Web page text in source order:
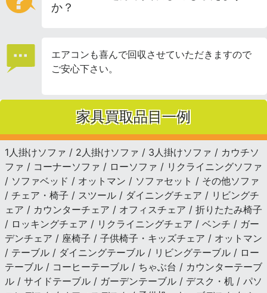
か？
エアコンも喜んで回収させていただきますので
ご安心下さい。
家具買取品目一例
1人掛けソファ / 2人掛けソファ / 3人掛けソファ / カウチソ
ファ / コーナーソファ / ローソファ / リクライニングソファ
/ ソファベッド / オットマン / ソファセット / その他ソファ
/ チェア・椅子 / スツール / ダイニングチェア / リビングチ
ェア / カウンターチェア / オフィスチェア / 折りたたみ椅子
/ ロッキングチェア / リクライニングチェア / ベンチ / ガー
デンチェア / 座椅子 / 子供椅子・キッズチェア / オットマン
/ テーブル / ダイニングテーブル / リビングテーブル / ロー
テーブル / コーヒーテーブル / ちゃぶ台 / カウンターテーブ
ル / サイドテーブル / ガーデンテーブル / デスク・机 / パソ